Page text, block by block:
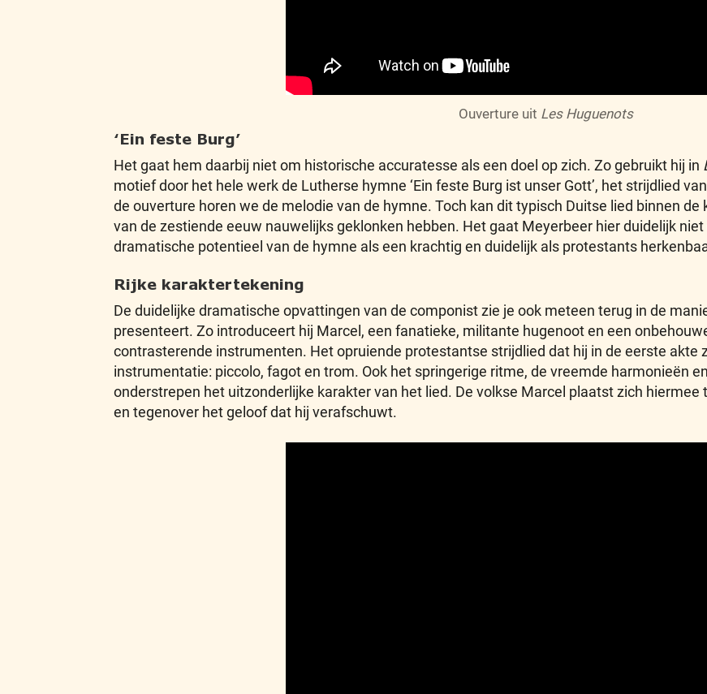
Ouverture uit Les Huguenots
‘Ein feste Burg’
Het gaat hem daarbij niet om historische accuratesse als een doel op zich. Zo gebruikt hij in
motief door het hele werk de Lutherse hymne ‘Ein feste Burg ist unser Gott’, het strijdlied
de ouverture horen we de melodie van de hymne. Toch kan dit typisch Duitse lied binnen
van de zestiende eeuw nauwelijks geklonken hebben. Het gaat Meyerbeer hier duidelijk
dramatische potentieel van de hymne als een krachtig en duidelijk als protestants
Rijke karaktertekening
De duidelijke dramatische opvattingen van de componist zie je ook meteen terug in de
presenteert. Zo introduceert hij Marcel, een fanatieke, militante hugenoot en een
contrasterende instrumenten. Het opruiende protestantse strijdlied dat hij in de eerste akte
instrumentatie: piccolo, fagot en trom. Ook het springerige ritme, de vreemde harmonieën
onderstrepen het uitzonderlijke karakter van het lied. De volkse Marcel plaatst zich
en tegenover het geloof dat hij verafschuwt.